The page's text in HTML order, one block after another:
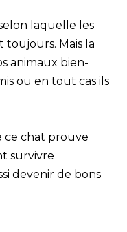
laquelle les
toujours. Mais la
animaux bien-
ou en tout cas ils
ce chat prouve
survivre
devenir de bons